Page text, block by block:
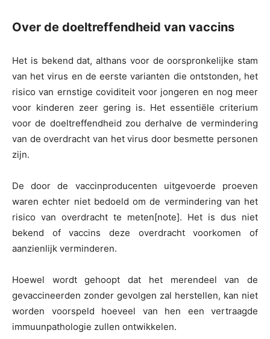
Over de doeltreffendheid van vaccins
Het is bekend dat, althans voor de oorspronkelijke stam
van het virus en de eerste varianten die ontstonden, het
risico van ernstige coviditeit voor jongeren en nog meer
voor kinderen zeer gering is. Het essentiële criterium
voor de doeltreffendheid zou derhalve de vermindering
van de overdracht van het virus door besmette personen
zijn.
De door de vaccinproducenten uitgevoerde proeven
waren echter niet bedoeld om de vermindering van het
risico van overdracht te meten[note]. Het is dus niet
bekend of vaccins deze overdracht voorkomen of
aanzienlijk verminderen.
Hoewel wordt gehoopt dat het merendeel van de
gevaccineerden zonder gevolgen zal herstellen, kan niet
worden voorspeld hoeveel van hen een vertraagde
immuunpathologie zullen ontwikkelen.